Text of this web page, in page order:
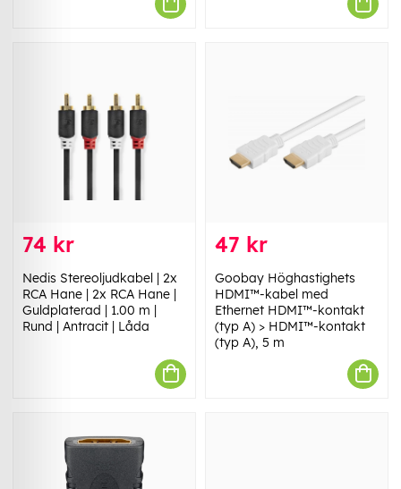
74 kr
Nedis Stereoljudkabel | 2x
RCA Hane | 2x RCA Hane |
Guldplaterad | 1.00 m |
Rund | Antracit | Låda
47 kr
Goobay Höghastighets
HDMI™-kabel med
Ethernet HDMI™-kontakt
(typ A) > HDMI™-kontakt
(typ A), 5 m